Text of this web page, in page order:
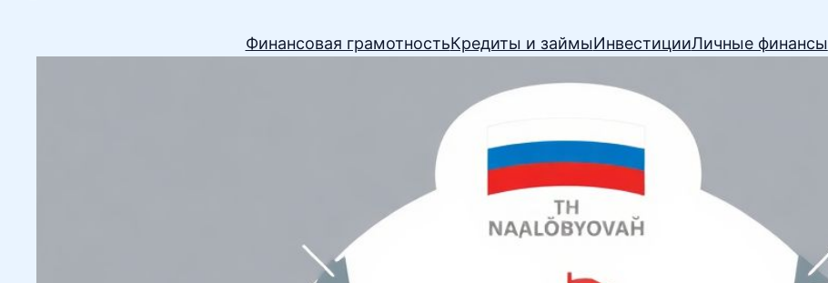
Финансовая грамотностьКредиты и займыИнвестицииЛичные финансы